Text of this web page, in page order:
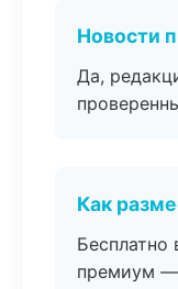
Новости
Да,
Как
Бесплатно
премиум —